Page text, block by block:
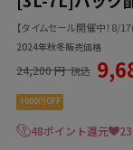
【タイムセール開催中！8/
2024年秋冬販売価格
24,200 円 税込
1000円OFF
48ポイント還元